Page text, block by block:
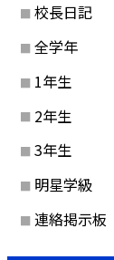
校長日記
全学年
1年生
2年生
3年生
明星学級
連絡掲示板